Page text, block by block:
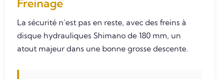
Freinage
La sécurité n’est pas en reste, avec des freins à
disque hydrauliques Shimano de 180 mm, un
atout majeur dans une bonne grosse descente.